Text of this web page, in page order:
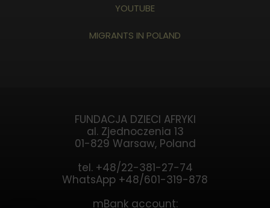
YOUTUBE
MIGRANTS IN POLAND
FUNDACJA DZIECI AFRYKI
al. Zjednoczenia 13
01-829 Warsaw, Poland
tel. +48/22-381-27-74
WhatsApp +48/601-319-878
mBank account: